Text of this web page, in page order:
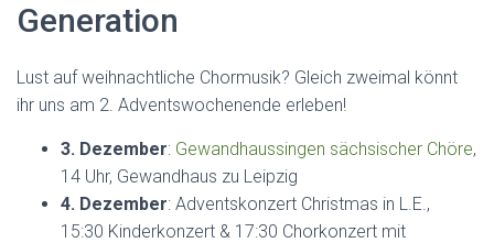
Generation
Lust auf weihnachtliche Chormusik? Gleich zweimal könnt
ihr uns am 2. Adventswochenende erleben!
3. Dezember: Gewandhaussingen sächsischer Chöre,
14 Uhr, Gewandhaus zu Leipzig
4. Dezember: Adventskonzert Christmas in L.E.,
15:30 Kinderkonzert & 17:30 Chorkonzert mit